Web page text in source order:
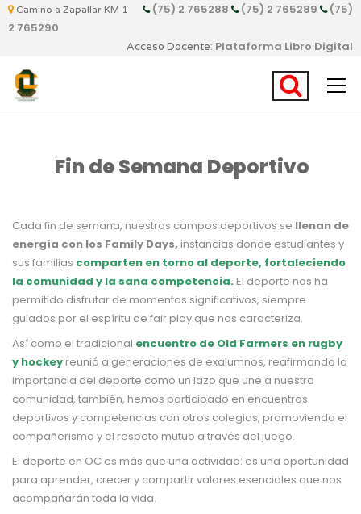
Camino a Zapallar KM 1 (75) 2 765288 (75) 2 765289
(75)
2 765290
Acceso Docente: Plataforma Libro Digital
Fin de Semana Deportivo
Cada fin de semana, nuestros campos deportivos se llenan de
energía con los Family Days, instancias donde estudiantes y
sus familias comparten en torno al deporte, fortaleciendo
la comunidad y la sana competencia. El deporte nos ha
permitido disfrutar de momentos significativos, siempre
guiados por el espíritu de fair play que nos caracteriza.
Así como el tradicional encuentro de Old Farmers en rugby
y hockey reunió a generaciones de exalumnos, reafirmando la
importancia del deporte como un lazo que une a nuestra
comunidad, también, hemos participado en encuentros
deportivos y competencias con otros colegios, promoviendo el
compañerismo y el respeto mutuo a través del juego.
El deporte en OC es más que una actividad: es una oportunidad
para aprender, crecer y compartir valores esenciales que nos
acompañarán toda la vida.